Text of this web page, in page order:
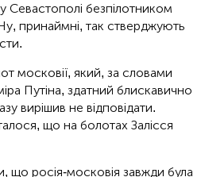
безпілотником
принаймні, так стверджують
московії, який, за словами
Путіна, здатний блискавично
вирішив не відповідати.
що на болотах Залісся
що росія-московія завжди була